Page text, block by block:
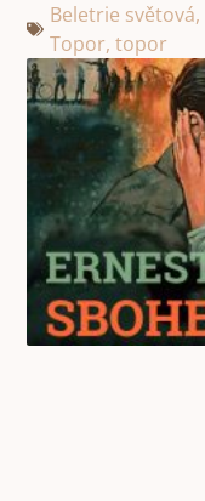
Beletrie světová,
Topor,topor